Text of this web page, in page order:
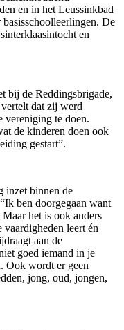
en in het Leussinkbad
De
en
bij de Reddingsbrigade,
dat zij werd
vereniging te doen.
de kinderen doen ook
gestart”.
inzet binnen de
ben doorgegaan want
het is ook anders
vaardigheden leert én
aan de
goed iemand in je
Ook wordt er geen
jong, oud, jongen,